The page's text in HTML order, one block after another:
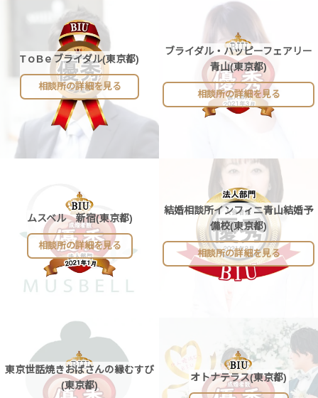
TｏBｅブライダル(東京都)
相談所の詳細を見る
ブライダル・ハッピーフェアリー
青山(東京都)
相談所の詳細を見る
ムスベル 新宿(東京都)
相談所の詳細を見る
結婚相談所インフィニ青山結婚予
備校(東京都)
相談所の詳細を見る
東京世話焼きおばさんの縁むすび
(東京都)
オトナテラス(東京都)